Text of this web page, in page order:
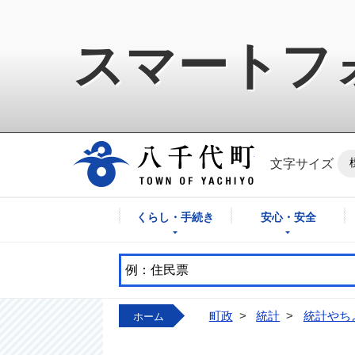
スマートフ
八千代町公式ホ
文字サイズ
くらし・手続き 安心・安全
ホーム 町政 > 統計 > 統計やち